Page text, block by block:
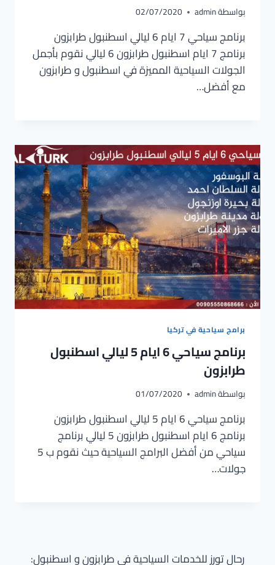
بواسطةadmin
02/07/2020
برنامج سياحي 7 ايام 6 ليالي اسطنبول طرابزون
برنامج 7 ايام اسطنبول طرابزون 6 ليالي نقوم بأجمل
الجولات السياحية المميزة في اسطنبول و طرابزون
مع أفضل…
برامج سياحية في تركيا
برنامج سياحي 6 ايام 5 ليالي اسطنبول
طرابزون
بواسطةadmin
01/07/2020
برنامج سياحي 6 ايام 5 ليالي اسطنبول طرابزون
برنامج 6 ايام اسطنبول طرابزون 5 ليالي برنامج
سياحي من أفضل البرامج السياحية حيث نقوم ب 5
جولات…
رحال تورز للخدمات السياحية في طرابزون و اسطنبول: